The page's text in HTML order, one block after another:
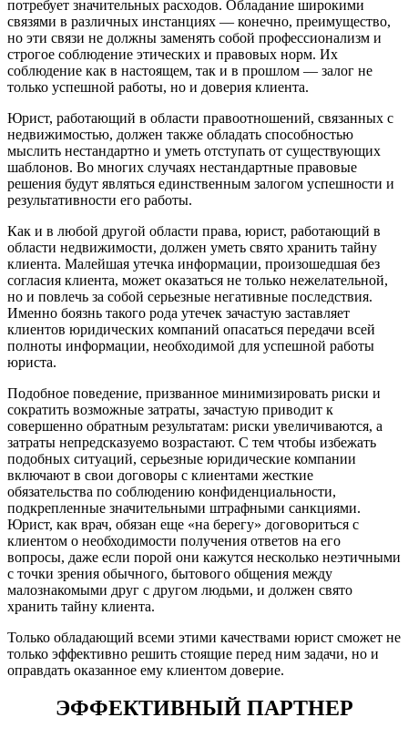
потребует значительных расходов. Обладание широкими
связями в различных инстанциях — конечно, преимущество,
но эти связи не должны заменять собой профессионализм и
строгое соблюдение этических и правовых норм. Их
соблюдение как в настоящем, так и в прошлом — залог не
только успешной работы, но и доверия клиента.
Юрист, работающий в области правоотношений, связанных с
недвижимостью, должен также обладать способностью
мыслить нестандартно и уметь отступать от существующих
шаблонов. Во многих случаях нестандартные правовые
решения будут являться единственным залогом успешности и
результативности его работы.
Как и в любой другой области права, юрист, работающий в
области недвижимости, должен уметь свято хранить тайну
клиента. Малейшая утечка информации, произошедшая без
согласия клиента, может оказаться не только нежелательной,
но и повлечь за собой серьезные негативные последствия.
Именно боязнь такого рода утечек зачастую заставляет
клиентов юридических компаний опасаться передачи всей
полноты информации, необходимой для успешной работы
юриста.
Подобное поведение, призванное минимизировать риски и
сократить возможные затраты, зачастую приводит к
совершенно обратным результатам: риски увеличиваются, а
затраты непредсказуемо возрастают. С тем чтобы избежать
подобных ситуаций, серьезные юридические компании
включают в свои договоры с клиентами жесткие
обязательства по соблюдению конфиденциальности,
подкрепленные значительными штрафными санкциями.
Юрист, как врач, обязан еще «на берегу» договориться с
клиентом о необходимости получения ответов на его
вопросы, даже если порой они кажутся несколько неэтичными
с точки зрения обычного, бытового общения между
малознакомыми друг с другом людьми, и должен свято
хранить тайну клиента.
Только обладающий всеми этими качествами юрист сможет не
только эффективно решить стоящие перед ним задачи, но и
оправдать оказанное ему клиентом доверие.
ЭФФЕКТИВНЫЙ ПАРТНЕР